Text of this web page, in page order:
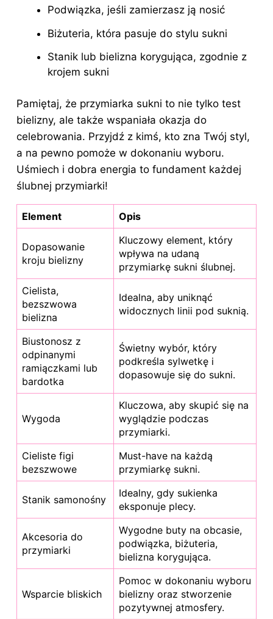
Podwiązka, jeśli zamierzasz ją nosić
Biżuteria, która pasuje do stylu sukni
Stanik lub bielizna korygująca, zgodnie z
krojem sukni
Pamiętaj, że przymiarka sukni to nie tylko test
bielizny, ale także wspaniała okazja do
celebrowania. Przyjdź z kimś, kto zna Twój styl,
a na pewno pomoże w dokonaniu wyboru.
Uśmiech i dobra energia to fundament każdej
ślubnej przymiarki!
Element Opis
Dopasowanie
kroju bielizny
Kluczowy element, który
wpływa na udaną
przymiarkę sukni ślubnej.
Cielista,
bezszwowa
bielizna
Idealna, aby uniknąć
widocznych linii pod suknią.
Biustonosz z
odpinanymi
ramiączkami lub
bardotka
Świetny wybór, który
podkreśla sylwetkę i
dopasowuje się do sukni.
Wygoda
Kluczowa, aby skupić się na
wyglądzie podczas
przymiarki.
Cieliste figi
bezszwowe
Must-have na każdą
przymiarkę sukni.
Stanik samonośny
Idealny, gdy sukienka
eksponuje plecy.
Akcesoria do
przymiarki
Wygodne buty na obcasie,
podwiązka, biżuteria,
bielizna korygująca.
Wsparcie bliskich
Pomoc w dokonaniu wyboru
bielizny oraz stworzenie
pozytywnej atmosfery.